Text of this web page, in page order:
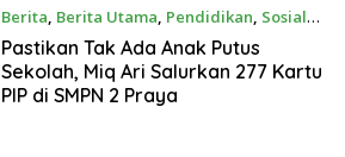
Berita, Berita Utama, Pendidikan, Sosial
Agustus 4, 2026
Pastikan Tak Ada Anak Putus
Sekolah, Miq Ari Salurkan 277 Kartu
PIP di SMPN 2 Praya